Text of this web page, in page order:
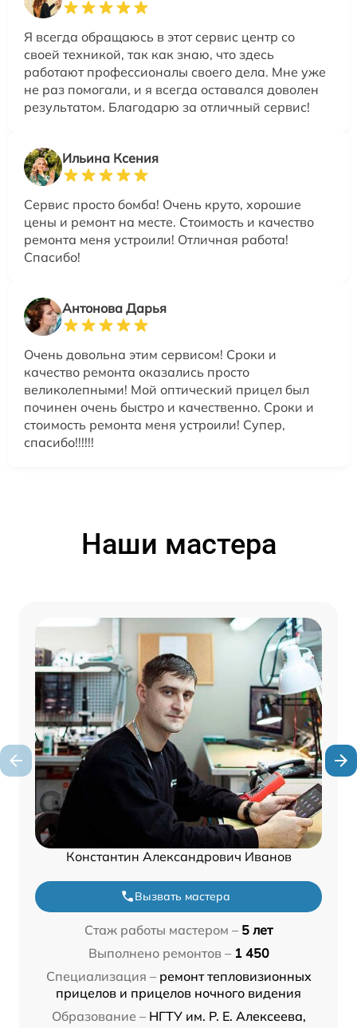
Я всегда обращаюсь в этот сервис центр со
своей техникой, так как знаю, что здесь
работают профессионалы своего дела. Мне уже
не раз помогали, и я всегда оставался доволен
результатом. Благодарю за отличный сервис!
Ильина Ксения
Сервис просто бомба! Очень круто, хорошие
цены и ремонт на месте. Стоимость и качество
ремонта меня устроили! Отличная работа!
Спасибо!
Антонова Дарья
Очень довольна этим сервисом! Сроки и
качество ремонта оказались просто
великолепными! Мой оптический прицел был
починен очень быстро и качественно. Сроки и
стоимость ремонта меня устроили! Супер,
спасибо!!!!!!
Наши мастера
Константин Александрович Иванов
Вызвать мастера
Стаж работы мастером – 5 лет
Выполнено ремонтов – 1 450
Специализация – ремонт тепловизионных
прицелов и прицелов ночного видения
Образование – НГТУ им. Р. Е. Алексеева,